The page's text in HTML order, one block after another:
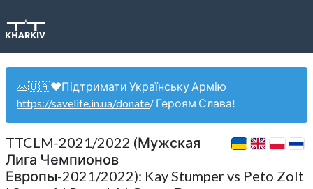
🙏🇺🇦❤️Підтримати Українську Армію
https://savelife.in.ua/donate/ Героям Слава!
TTCLM-2021/2022 (Мужская
Лига Чемпионов
Европы-2021/2022): Kay Stumper vs Peto Zolt